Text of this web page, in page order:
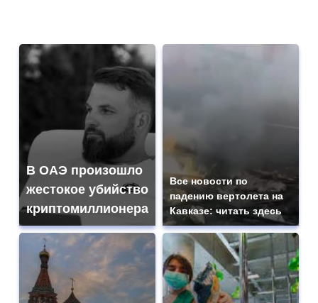
В ОАЭ произошло
жестокое убийство
криптомиллионера
Все новости по
падению вертолета на
Кавказе: читать здесь